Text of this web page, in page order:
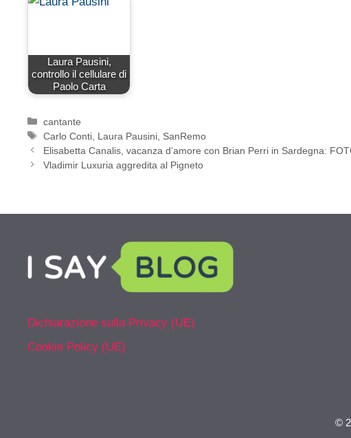
Laura Pausini,
controllo il cellulare di
Paolo Carta
Categorie
cantante
Tag
Carlo Conti Laura Pausini SanRemo
Elisabetta Canalis, vacanza d’amore con Brian Perri in Sardegna:
Vladimir Luxuria aggredita al Pigneto
Dichiarazione sulla Privacy (UE)
Cookie Policy (UE)
©